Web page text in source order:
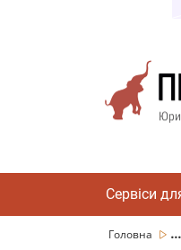
Сервіси
Головна ...